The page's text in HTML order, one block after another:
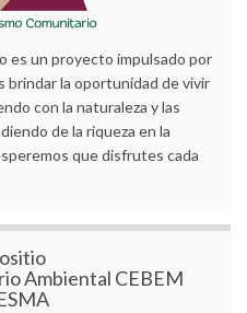
es un proyecto impulsado por
brindar la oportunidad de vivir
con la naturaleza y las
de la riqueza en la
que disfrutes cada
Ambiental CEBEM